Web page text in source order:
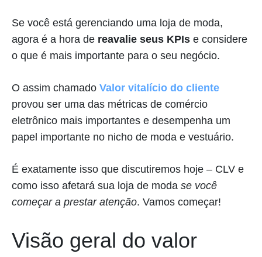
Se você está gerenciando uma loja de moda,
agora é a hora de reavalie seus KPIs e considere
o que é mais importante para o seu negócio.
O assim chamado Valor vitalício do cliente
provou ser uma das métricas de comércio
eletrônico mais importantes e desempenha um
papel importante no nicho de moda e vestuário.
É exatamente isso que discutiremos hoje – CLV e
como isso afetará sua loja de moda se você
começar a prestar atenção. Vamos começar!
Visão geral do valor